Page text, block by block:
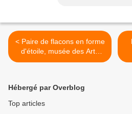
< Paire de flacons en forme
d'étoile, musée des Arts
décoratifs
Hébergé par Overblog
Top articles